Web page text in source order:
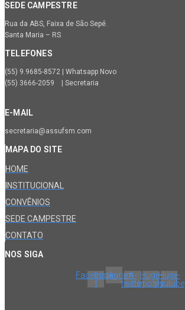
SEDE CAMPESTRE
Rua da ABS, Faixa de São Sepé.
Santa Maria – RS
TELEFONES
(55) 9.9685-8572 | Whatsapp Novo
(55) 3666-2059 | Secretaria
E-MAIL
secretaria@assufsm.com
MAPA DO SITE
HOME
INSTITUCIONAL
CONVÊNIOS
SEDE CAMPESTRE
CONTATO
NOS SIGA
Facebook-
f
InstagramX-
twitter
Huge-
spotify
Huge-
youtube